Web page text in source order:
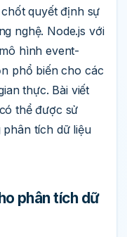
quyết định sự
nghệ. Node.js với
hình event-
phổ biến cho các
thực. Bài viết
thể được sử
tích dữ liệu
phân tích dữ